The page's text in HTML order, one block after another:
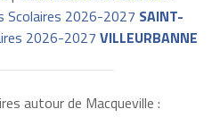
Scolaires 2026-2027 SAINT-
2026-2027 VILLEURBANNE
autour de Macqueville :